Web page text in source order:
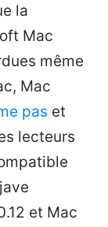
la
Mac
même
Mac
pas et
lecteurs
et Mac